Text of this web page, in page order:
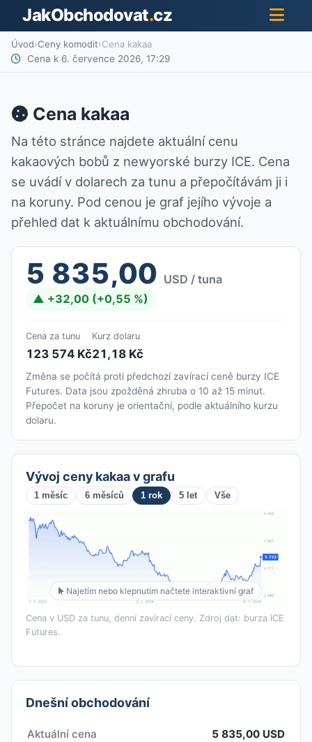
JakObchodovat.cz
Úvod›Ceny komodit›Cena kakaa
Cena k 6. července 2026, 17:29
Cena kakaa
Na této stránce najdete aktuální cenu
kakaových bobů z newyorské burzy ICE. Cena
se uvádí v dolarech za tunu a přepočítávám ji i
na koruny. Pod cenou je graf jejího vývoje a
přehled dat k aktuálnímu obchodování.
5 835,00 USD / tuna
▲ +32,00 (+0,55 %)
Cena za tunu
123 574 Kč
Kurz dolaru
21,18 Kč
Změna se počítá proti předchozí zavírací ceně burzy ICE
Futures. Data jsou zpožděná zhruba o 10 až 15 minut.
Přepočet na koruny je orientační, podle aktuálního kurzu
dolaru.
Vývoj ceny kakaa v grafu
1 měsíc 6 měsíců 1 rok 5 let Vše
Najetím nebo klepnutím načtete interaktivní graf
Cena v USD za tunu, denní zavírací ceny. Zdroj dat: burza ICE
Futures.
Dnešní obchodování
Aktuální cena 5 835,00 USD